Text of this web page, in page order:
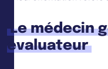
Le médecin
évaluateur